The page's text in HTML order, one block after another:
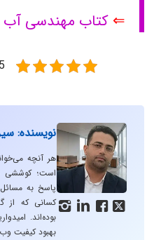
⇐ کتاب مهندسی آب
5/
   
نویسنده:
هر آنچه
است؛ کوششی
پاسخ به
کسانی که از
بوده‌اند.
بهبود کیفیت